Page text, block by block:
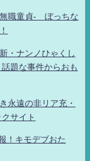
職童貞- ぼっちな
・ナンノひゃくし
題な事件からおも
永遠の非リア充・
サイト
！キモデブおた